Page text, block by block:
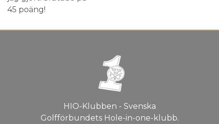
45 poäng!
HIO-Klubben - Svenska
Golfförbundets Hole-in-one-klubb.